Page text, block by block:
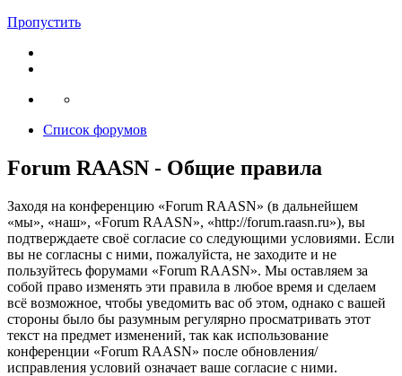
Пропустить
Список форумов
Forum RAASN - Общие правила
Заходя на конференцию «Forum RAASN» (в дальнейшем
«мы», «наш», «Forum RAASN», «http://forum.raasn.ru»), вы
подтверждаете своё согласие со следующими условиями. Если
вы не согласны с ними, пожалуйста, не заходите и не
пользуйтесь форумами «Forum RAASN». Мы оставляем за
собой право изменять эти правила в любое время и сделаем
всё возможное, чтобы уведомить вас об этом, однако с вашей
стороны было бы разумным регулярно просматривать этот
текст на предмет изменений, так как использование
конференции «Forum RAASN» после обновления/
исправления условий означает ваше согласие с ними.